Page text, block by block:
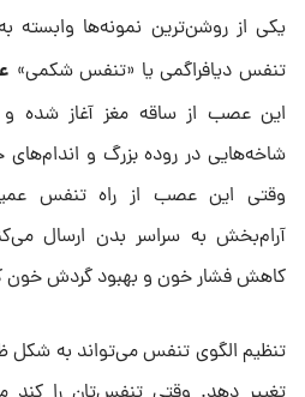
یکی از روشن‌ترین نمونه‌ها
تنفس دیافراگمی یا «تنفس شکمی»
این عصب از ساقه مغز آغاز شده و
شاخه‌هایی در روده بزرگ و
وقتی این عصب از راه تنفس
آرام‌بخش به سراسر بدن ارسال
کاهش فشار خون و بهبود گردش
تنظیم الگوی تنفس می‌تواند به